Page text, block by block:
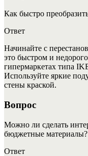
Как быстро
Ответ
Начинайте с
это быстром и
гипермаркетах типа
Используйте яркие
стены краской.
Вопрос
Можно ли сделать
бюджетные материалы?
Ответ